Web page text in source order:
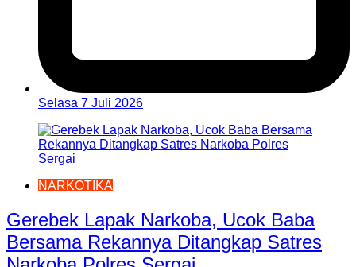
Selasa 7 Juli 2026
NARKOTIKA
Gerebek Lapak Narkoba, Ucok Baba
Bersama Rekannya Ditangkap Satres